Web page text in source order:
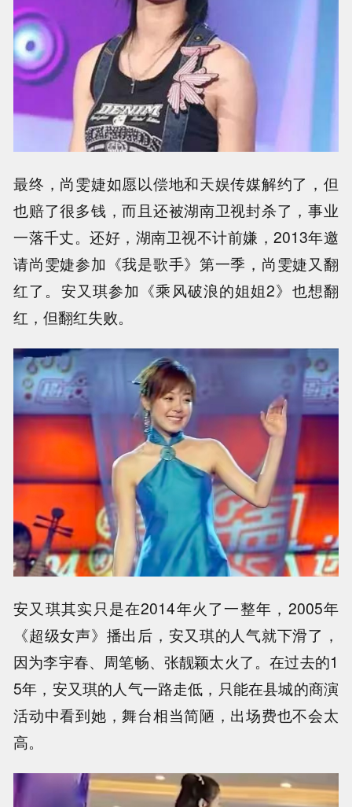
最终，尚雯婕如愿以偿地和天娱传媒解约了，但
也赔了很多钱，而且还被湖南卫视封杀了，事业
一落千丈。还好，湖南卫视不计前嫌，2013年邀
请尚雯婕参加《我是歌手》第一季，尚雯婕又翻
红了。安又琪参加《乘风破浪的姐姐2》也想翻
红，但翻红失败。
安又琪其实只是在2014年火了一整年，2005年
《超级女声》播出后，安又琪的人气就下滑了，
因为李宇春、周笔畅、张靓颖太火了。在过去的1
5年，安又琪的人气一路走低，只能在县城的商演
活动中看到她，舞台相当简陋，出场费也不会太
高。